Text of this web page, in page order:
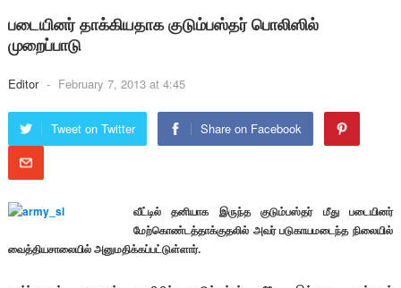
படையினர் தாக்கியதாக குடும்பஸ்தர் பொலிஸில்
முறைப்பாடு
Editor - February 7, 2013 at 4:45
Tweet on Twitter Share on Facebook
வீட்டில் தனியாக இருந்த குடும்பஸ்தர் மீது படையினர்
மேற்கொண்டத்தாக்குதலில் அவர் படுகாயமடைந்த நிலையில்
வைத்தியசாலையில் அனுமதிக்கப்பட்டுள்ளார்.